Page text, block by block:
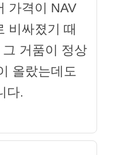
가격이 NAV
비싸졌기 때
거품이 정상
올랐는데도
다.